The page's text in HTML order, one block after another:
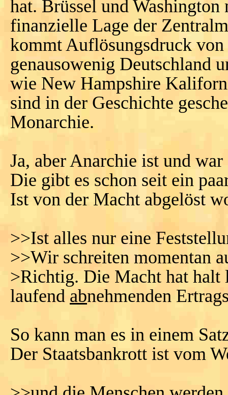
hat. Brüssel und Washington
finanzielle Lage der
kommt Auflösungsdruck
genausowenig Deutschland
wie New Hampshire
sind in der Geschichte
Monarchie.
Ja, aber Anarchie ist und
Die gibt es schon seit ein
Ist von der Macht abgelöst
>>Ist alles nur eine
>>Wir schreiten momentan
>Richtig. Die Macht hat halt
laufend abnehmenden
So kann man es in einem
Der Staatsbankrott ist vom